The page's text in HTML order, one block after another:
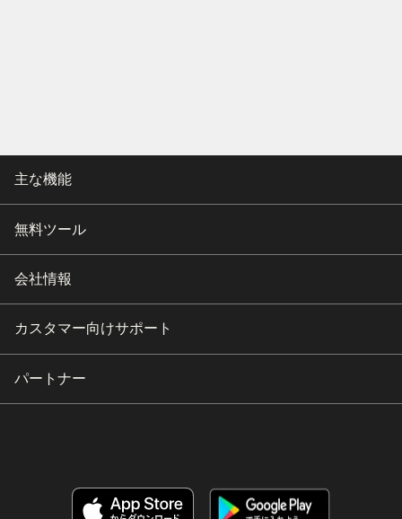
主な機能
無料ツール
会社情報
カスタマー向けサポート
パートナー